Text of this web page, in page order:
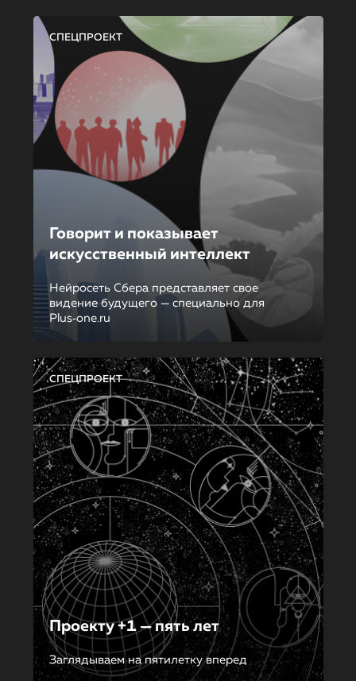
СПЕЦПРОЕКТ
Говорит и показывает
искусственный интеллект
Нейросеть Сбера представляет свое
видение будущего — специально для
Plus‑one.ru
СПЕЦПРОЕКТ
Проекту +1 — пять лет
Заглядываем на пятилетку вперед